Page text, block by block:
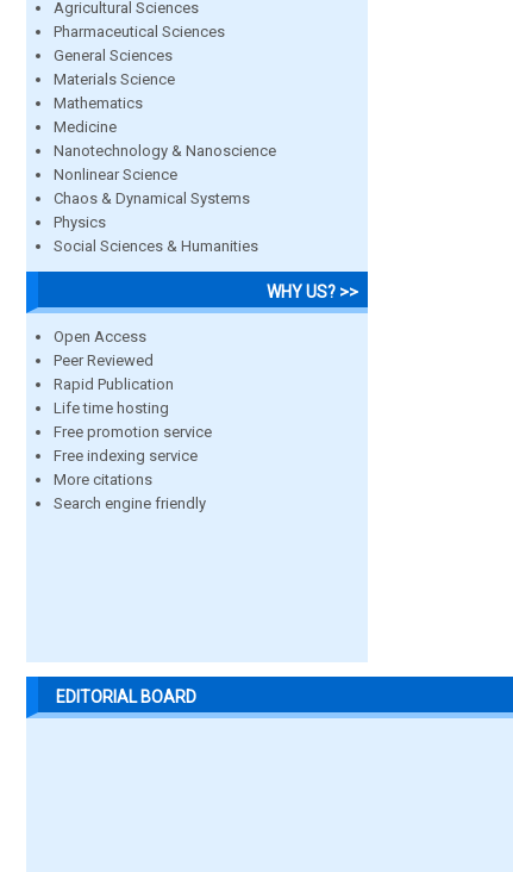
Agricultural Sciences
Pharmaceutical Sciences
General Sciences
Materials Science
Mathematics
Medicine
Nanotechnology & Nanoscience
Nonlinear Science
Chaos & Dynamical Systems
Physics
Social Sciences & Humanities
WHY US? >>
Open Access
Peer Reviewed
Rapid Publication
Life time hosting
Free promotion service
Free indexing service
More citations
Search engine friendly
EDITORIAL BOARD